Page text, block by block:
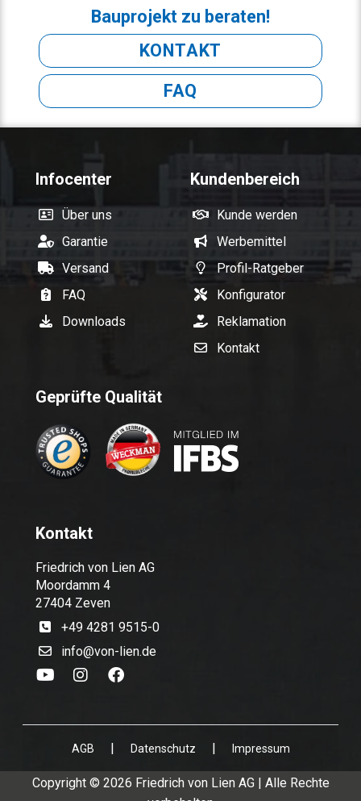
Bauprojekt zu beraten!
KONTAKT
FAQ
Infocenter
Über uns
Garantie
Versand
FAQ
Downloads
Kundenbereich
Kunde werden
Werbemittel
Profil-Ratgeber
Konfigurator
Reklamation
Kontakt
Geprüfte Qualität
Kontakt
Friedrich von Lien AG
Moordamm 4
27404 Zeven
+49 4281 9515-0
info@von-lien.de
AGB | Datenschutz | Impressum
Copyright © 2026 Friedrich von Lien AG | Alle Rechte